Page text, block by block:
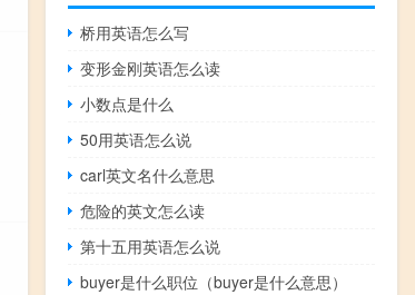
桥用英语怎么写
变形金刚英语怎么读
小数点是什么
50用英语怎么说
carl英文名什么意思
危险的英文怎么读
第十五用英语怎么说
buyer是什么职位（buyer是什么意思）